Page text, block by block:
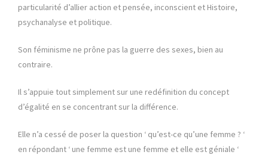
particularité d’allier action et pensée, inconscient et Histoire,
psychanalyse et politique.
Son féminisme ne prône pas la guerre des sexes, bien au
contraire.
Il s’appuie tout simplement sur une redéfinition du concept
d’égalité en se concentrant sur la différence.
Elle n’a cessé de poser la question ‘ qu’est-ce qu’une femme ? ‘
en répondant ‘ une femme est une femme et elle est géniale ‘